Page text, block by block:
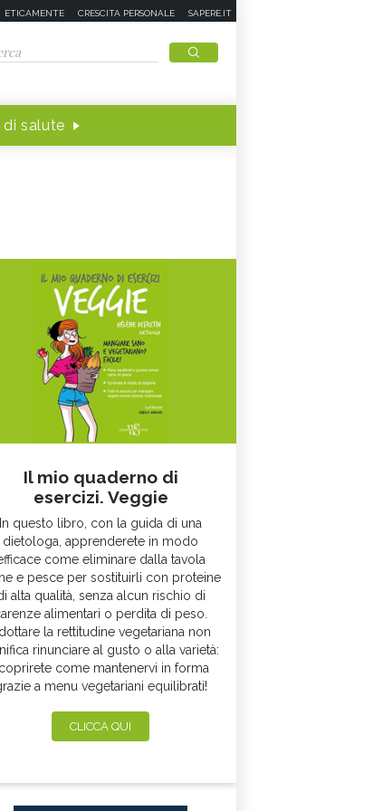
ETICAMENTE CRESCITA PERSONALE SAPERE.IT
di salute
Il mio quaderno di
esercizi. Veggie
In questo libro, con la guida di una
dietologa, apprenderete in modo
come eliminare dalla tavola
e pesce per sostituirli con proteine
alta qualità, senza alcun rischio di
alimentari o perdita di peso.
la rettitudine vegetariana non
rinunciare al gusto o alla varietà:
come mantenervi in forma
a menu vegetariani equilibrati!
CLICCA QUI